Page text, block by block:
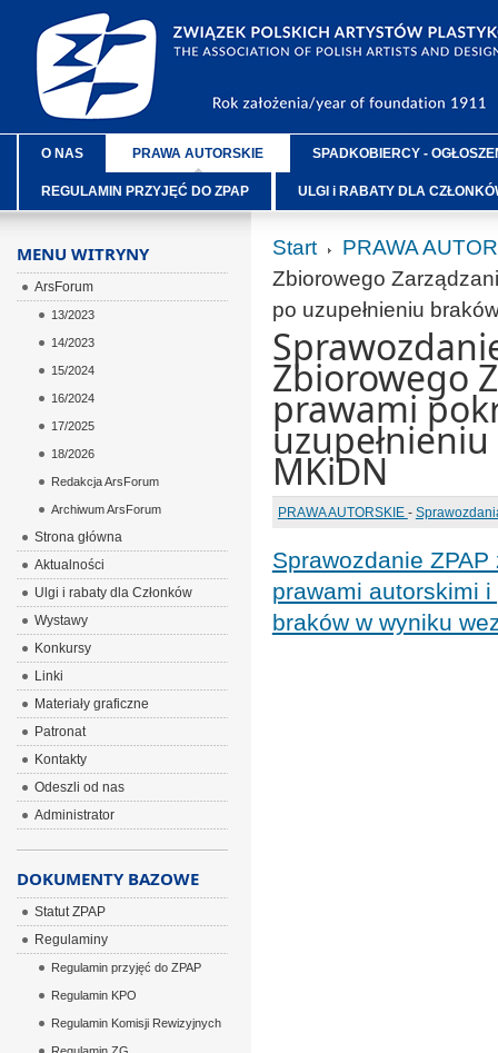
O NAS PRAWA AUTORSKIE SPADKOBIERCY -
REGULAMIN PRZYJĘĆ DO ZPAP ULGI i RABATY DLA
Start
PRAWA
Zbiorowego
po uzupełnieniu
Zbiorowego
prawami
MKiDN
PRAWA AUTORSKIE -
Sprawozdanie
prawami autorskimi
braków w wyniku
MENU WITRYNY
ArsForum
13/2023
14/2023
15/2024
16/2024
17/2025
18/2026
Redakcja ArsForum
Archiwum ArsForum
Strona główna
Aktualności
Ulgi i rabaty dla Członków
Wystawy
Konkursy
Linki
Materiały graficzne
Patronat
Kontakty
Odeszli od nas
Administrator
DOKUMENTY BAZOWE
Statut ZPAP
Regulaminy
Regulamin przyjęć do ZPAP
Regulamin KPO
Regulamin Komisji Rewizyjnych